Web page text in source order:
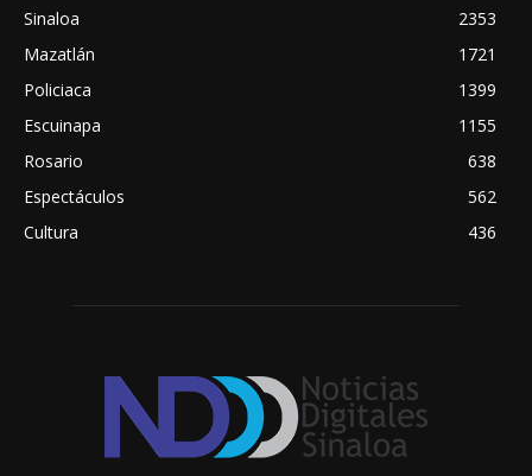
Sinaloa
2353
Mazatlán
1721
Policiaca
1399
Escuinapa
1155
Rosario
638
Espectáculos
562
Cultura
436